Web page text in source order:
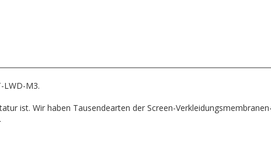
LWD-M3.
ist. Wir haben Tausendearten der Screen-